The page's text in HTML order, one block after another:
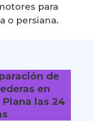
para
o persiana.
de
en
las 24